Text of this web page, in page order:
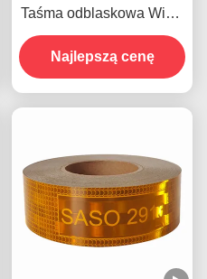
Taśma odblaskowa Winyl
Hi Vis dla samochodów
Najlepszą cenę